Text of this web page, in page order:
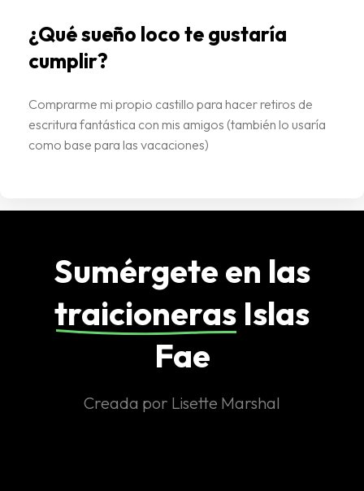
¿Qué sueño loco te gustaría
cumplir?
Comprarme mi propio castillo para hacer retiros de
escritura fantástica con mis amigos (también lo usaría
como base para las vacaciones)
Sumérgete en las
traicioneras Islas
Fae
Creada por Lisette Marshal